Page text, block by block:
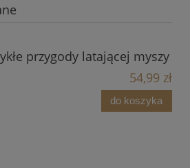
przygody latającej myszy
54,99 zł
do koszyka